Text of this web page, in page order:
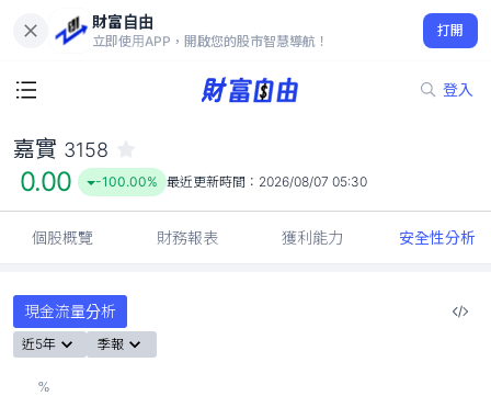
財富自由
立即使用APP，開啟您的股市智慧導航！
打開
登入
0.00
-100.00%
嘉實 3158
0.00 -100.00% 最近更新時間： 2026/08/07 05:30
個股概覽 財務報表 獲利能力 安全性分析
現金流量分析
近5年 季報